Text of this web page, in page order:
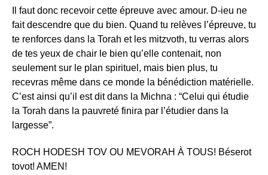
Il faut donc recevoir cette épreuve avec amour. D-ieu ne
fait descendre que du bien. Quand tu relèves l’épreuve, tu
te renforces dans la Torah et les mitzvoth, tu verras alors
de tes yeux de chair le bien qu’elle contenait, non
seulement sur le plan spirituel, mais bien plus, tu
recevras même dans ce monde la bénédiction matérielle.
C’est ainsi qu’il est dit dans la Michna : “Celui qui étudie
la Torah dans la pauvreté finira par l’étudier dans la
largesse”.
ROCH HODESH TOV OU MEVORAH À TOUS! Béserot
tovot! AMEN!